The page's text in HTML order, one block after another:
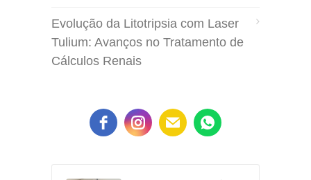
Evolução da Litotripsia com Laser
Tulium: Avanços no Tratamento de
Cálculos Renais